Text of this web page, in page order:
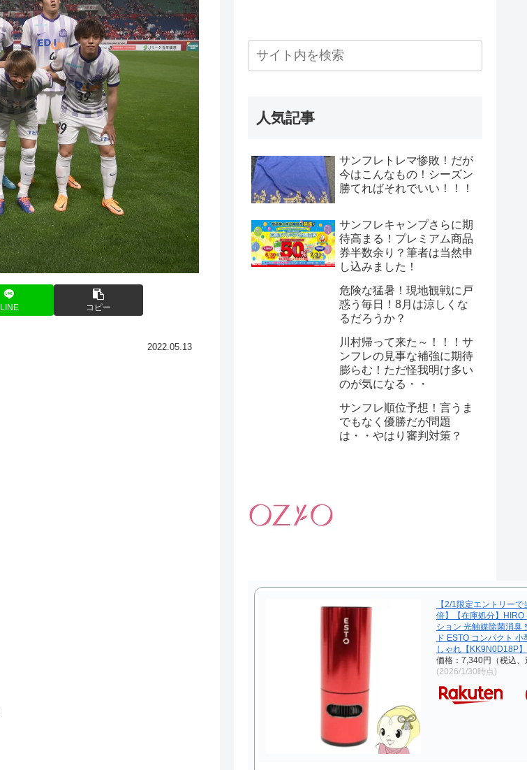
LINE コピー
2022.05.13
人気記事
サンフレトレマ惨敗！だが
今はこんなもの！シーズン
勝てればそれでいい！！！
サンフレキャンプさらに期
待高まる！プレミアム商品
券半数余り？筆者は当然申
し込みました！
危険な猛暑！現地観戦に戸
惑う毎日！8月は涼しくな
るだろうか？
川村帰って来た～！！！サ
ンフレの見事な補強に期待
膨らむ！ただ怪我明け多い
のが気になる・・
サンフレ順位予想！言うま
でもなく優勝だが問題
は・・やはり審判対策？
【2/1限定エントリー
倍】【在庫処分】HIRO
ション 光触媒除菌消臭
ド ESTO コンパクト
しゃれ【KK9N0D18P】
価格：7,340円（税込、
(2026/1/30時点)